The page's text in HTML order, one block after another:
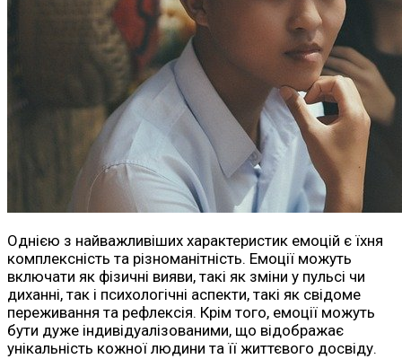
Однією з найважливіших характеристик емоцій є їхня
комплексність та різноманітність. Емоції можуть
включати як фізичні вияви, такі як зміни у пульсі чи
диханні, так і психологічні аспекти, такі як свідоме
переживання та рефлексія. Крім того, емоції можуть
бути дуже індивідуалізованими, що відображає
унікальність кожної людини та її життєвого досвіду.